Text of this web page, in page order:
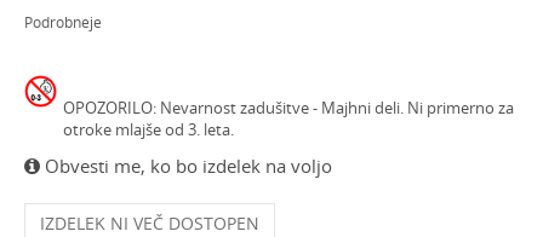
Podrobneje
OPOZORILO: Nevarnost zadušitve - Majhni deli. Ni primerno za
otroke mlajše od 3. leta.
Obvesti me, ko bo izdelek na voljo
IZDELEK NI VEČ DOSTOPEN